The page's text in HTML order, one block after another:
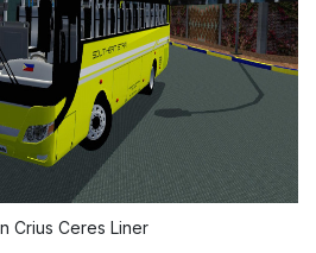
Crius Ceres Liner